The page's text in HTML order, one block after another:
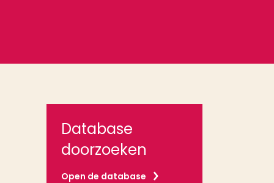
Database
doorzoeken
Open de database